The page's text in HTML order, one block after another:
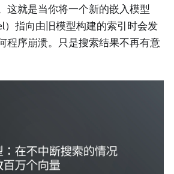
这就是当你将一个新的嵌入模型
）指向由旧模型构建的索引时会发
程序崩溃。只是搜索结果不再有意